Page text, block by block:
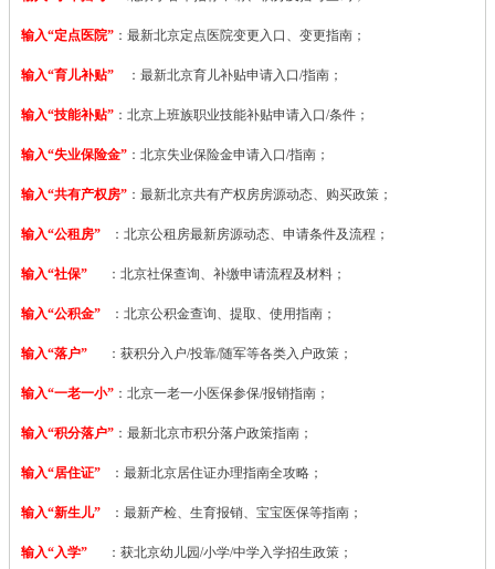
输入“定点医院” ： 最新北京定点医院变更入口、变更指南；
输入“育儿补贴” ：最新北京育儿补贴申请入口/指南；
输入“技能补贴” ： 北京上班族职业技能补贴申请入口/条件；
输入“失业保险金” ：北京失业保险金申请入口/指南；
输入“共有产权房” ：最新北京共有产权房房源动态、购买政策；
输入“公租房” ：北京公租房最新房源动态、申请条件及流程；
输入“社保” ：北京社保查询、补缴申请流程及材料；
输入“公积金” ：北京公积金查询、提取、使用指南；
输入“落户” ：获积分入户/投靠/随军等各类入户政策；
输入“一老一小” ：北京一老一小医保参保/报销指南；
输入“积分落户” ：最新北京市积分落户政策指南；
输入“居住证” ：最新北京居住证办理指南全攻略；
输入“新生儿” ：最新产检、生育报销、宝宝医保等指南；
输入“入学” ：获北京幼儿园/小学/中学入学招生政策；